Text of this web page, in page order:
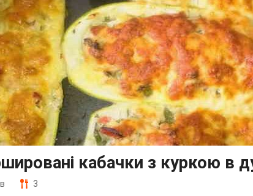
кабачки з куркою в
3